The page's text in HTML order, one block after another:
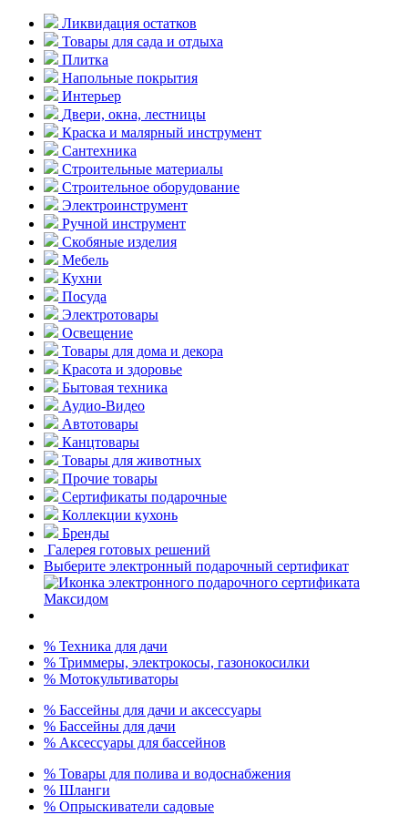
Ликвидация остатков
Товары для сада и отдыха
Плитка
Напольные покрытия
Интерьер
Двери, окна, лестницы
Краска и малярный инструмент
Сантехника
Строительные материалы
Строительное оборудование
Электроинструмент
Ручной инструмент
Скобяные изделия
Мебель
Кухни
Посуда
Электротовары
Освещение
Товары для дома и декора
Красота и здоровье
Бытовая техника
Аудио-Видео
Автотовары
Канцтовары
Товары для животных
Прочие товары
Сертификаты подарочные
Коллекции кухонь
Бренды
Галерея готовых решений
Выберите электронный подарочный сертификат
% Техника для дачи
% Триммеры, электрокосы, газонокосилки
% Мотокультиваторы
% Бассейны для дачи и аксессуары
% Бассейны для дачи
% Аксессуары для бассейнов
% Товары для полива и водоснабжения
% Шланги
% Опрыскиватели садовые